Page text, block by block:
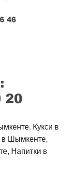
Кукси в
Шымкенте,
Напитки в